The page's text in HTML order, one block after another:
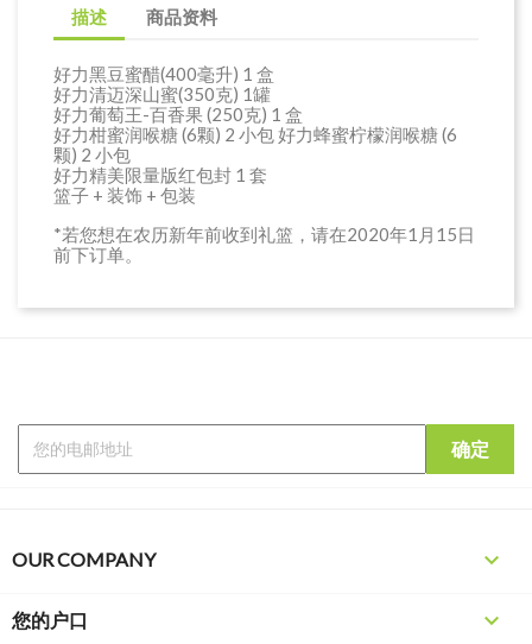
描述 商品资料
好力黑豆蜜醋(400毫升) 1 盒
好力清迈深山蜜(350克) 1罐
好力葡萄王-百香果 (250克) 1 盒
好力柑蜜润喉糖 (6颗) 2 小包 好力蜂蜜柠檬润喉糖 (6
颗) 2 小包
好力精美限量版红包封 1 套
篮子 + 装饰 + 包装
*若您想在农历新年前收到礼篮，请在2020年1月15日
前下订单。
OUR COMPANY 
您的户口 